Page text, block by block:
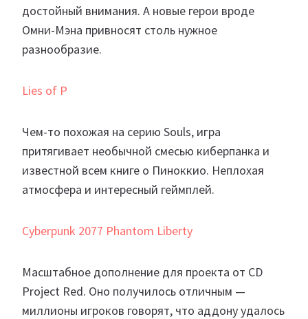
достойный внимания. А новые герои вроде
Омни-Мэна привносят столь нужное
разнообразие.
Lies of P
Чем-то похожая на серию Souls, игра
притягивает необычной смесью киберпанка и
известной всем книге о Пиноккио. Неплохая
атмосфера и интересный геймплей.
Cyberpunk 2077 Phantom Liberty
Масштабное дополнение для проекта от CD
Project Red. Оно получилось отличным —
миллионы игроков говорят, что аддону удалось